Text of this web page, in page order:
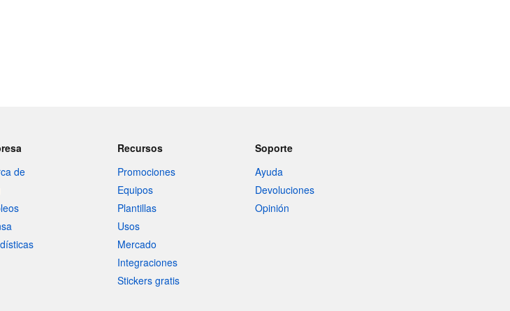
de
Recursos
Promociones
Equipos
Plantillas
Usos
Mercado
Integraciones
Stickers gratis
Soporte
Ayuda
Devoluciones
Opinión